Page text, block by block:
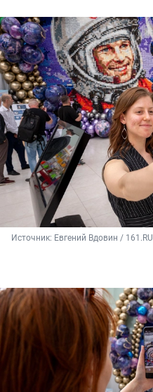
Источник: Евгений Вдовин / 161.RU